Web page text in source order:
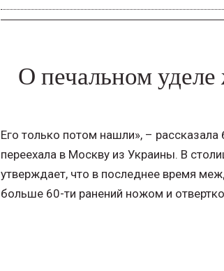
О печальном
Его только потом нашли», –
переехала в Москву из Украины. В
утверждает, что в последнее время
больше 60-ти ранений ножом и